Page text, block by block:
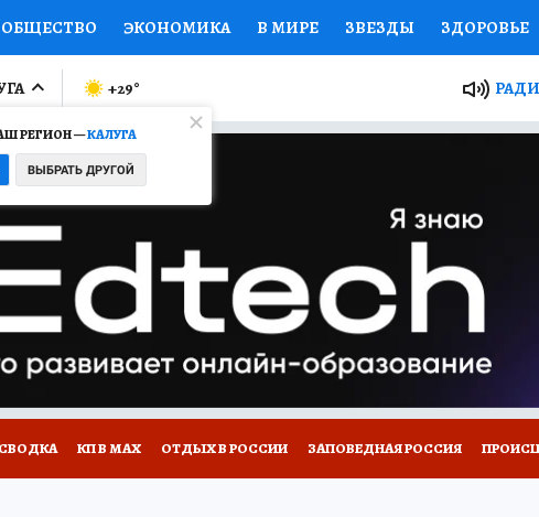
ОБЩЕСТВО ЭКОНОМИКА В МИРЕ ЗВЕЗДЫ ЗДОРОВЬЕ
ПРОИСШЕСТВИЯ НАЦИОНАЛЬНЫЕ ПРОЕКТЫ РОССИИ
МИР Я ЗНАЮ СЕМЬЯ ЖЕНСКИЕ СЕКРЕТЫ
СЕРИАЛЫ
КОЛЛЕКЦИИ КОНКУРСЫ ГИД ПОТРЕБИТЕЛЯ
РЕГИОН —КАЛУГА
ВЫБРАТЬ ДРУГОЙ
+29°
КП В МАХ ОТДЫХ В РОССИИ ЗАПОВЕДНАЯ РОССИЯ